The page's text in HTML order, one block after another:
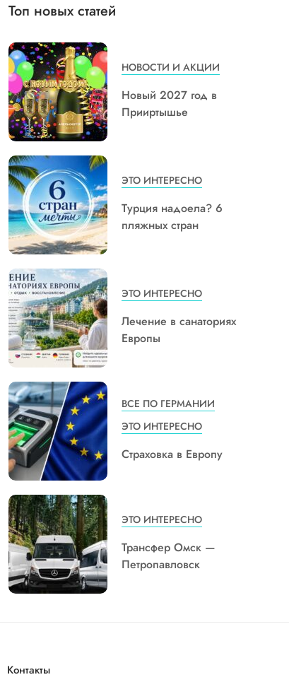
Топ новых статей
НОВОСТИ И АКЦИИ
Новый 2027 год в
Прииртышье
ЭТО ИНТЕРЕСНО
Турция надоела? 6
пляжных стран
ЭТО ИНТЕРЕСНО
Лечение в санаториях
Европы
ВСЕ ПО ГЕРМАНИИ
ЭТО ИНТЕРЕСНО
Страховка в Европу
ЭТО ИНТЕРЕСНО
Трансфер Омск —
Петропавловск
Контакты